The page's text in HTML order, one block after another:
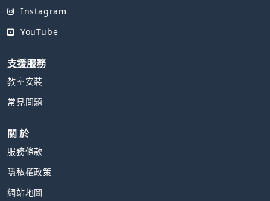
Instagram
YouTube
支援服務
教室安裝
常見問題
關 於
服務條款
隱私權政策
網站地圖